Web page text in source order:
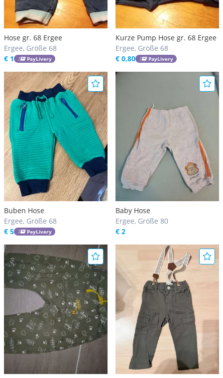
Hose gr. 68 Ergee
Ergee, Größe 68
€ 1
PayLivery
Kurze Pump Hose gr. 68 Ergee
Ergee, Größe 68
€ 0,80
PayLivery
Buben Hose
Ergee, Größe 68
€ 5
PayLivery
Baby Hose
Ergee, Größe 80
€ 2